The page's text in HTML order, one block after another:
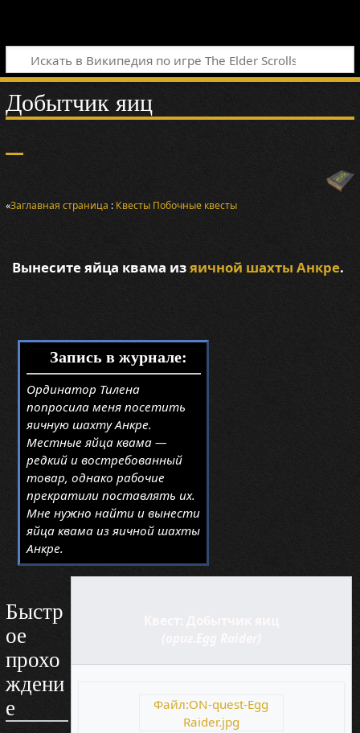
Добытчик яиц
«Заглавная страница : Квесты Побочные квесты
Вынесите яйца квама изяичной шахты Анкре.
Запись в журнале:
Ординатор Тилена
попросила меня посетить
яичную шахту Анкре.
Местные яйца квама —
редкий и востребованный
товар, однако рабочие
прекратили поставлять их.
Мне нужно найти и вынести
яйца квама из яичной шахты
Анкре.
Файл:ON-quest-Egg
Raider.jpg
Быстр
ое
прохо
ждени
е